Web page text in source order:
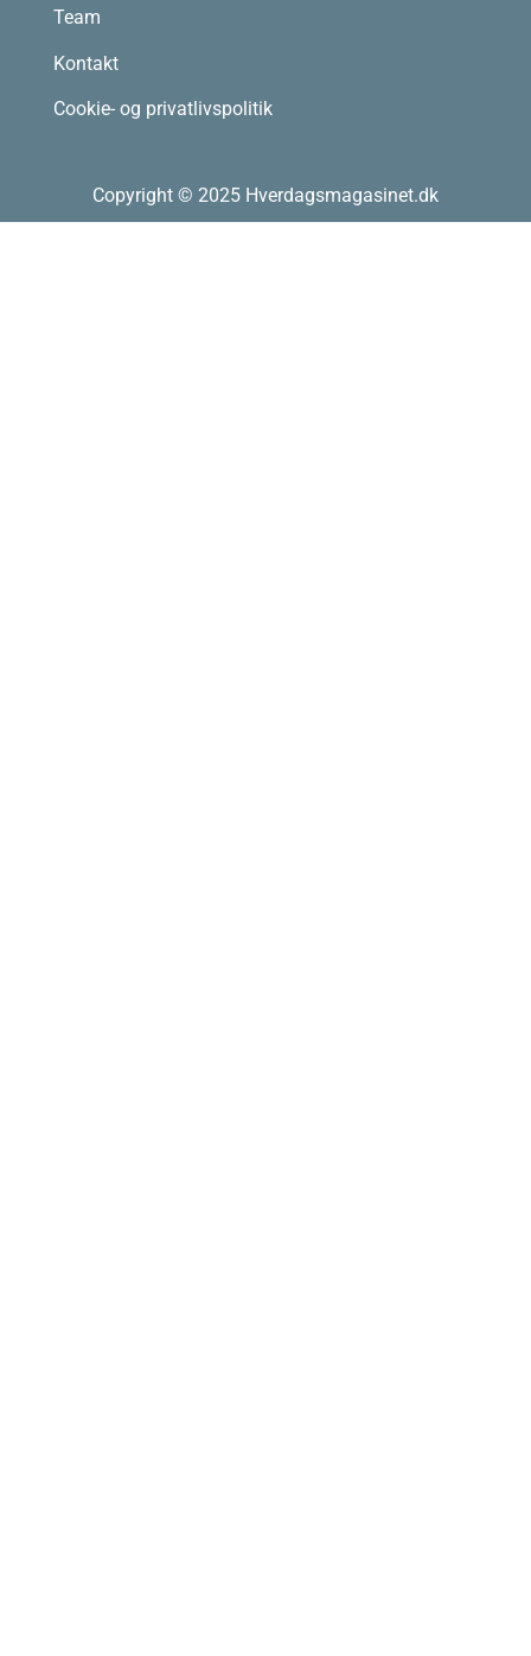
Team
Kontakt
Cookie- og privatlivspolitik
Copyright © 2025 Hverdagsmagasinet.dk